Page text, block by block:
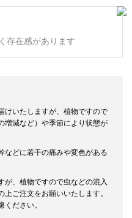
存在感があります
けいたしますが、植物ですので
増減など）や季節により状態が
などに若干の痛みや変色がある
が、植物ですので虫などの混入
ご注文をお願いいたします。
ださい。